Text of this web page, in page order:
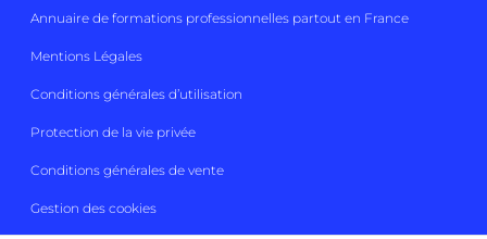
Annuaire de formations professionnelles partout en France
Mentions Légales
Conditions générales d’utilisation
Protection de la vie privée
Conditions générales de vente
Gestion des cookies